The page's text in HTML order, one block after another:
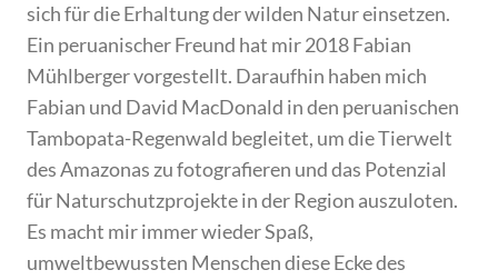
sich für die Erhaltung der wilden Natur einsetzen.
Ein peruanischer Freund hat mir 2018 Fabian
Mühlberger vorgestellt. Daraufhin haben mich
Fabian und David MacDonald in den peruanischen
Tambopata-Regenwald begleitet, um die Tierwelt
des Amazonas zu fotografieren und das Potenzial
für Naturschutzprojekte in der Region auszuloten.
Es macht mir immer wieder Spaß,
umweltbewussten Menschen diese Ecke des